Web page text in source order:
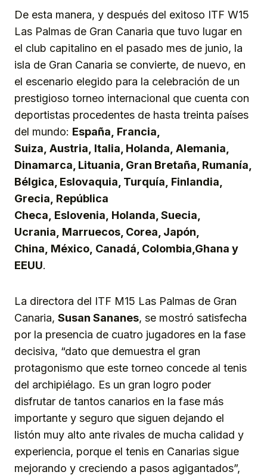
De esta manera, y después del exitoso ITF W15
Las Palmas de Gran Canaria que tuvo lugar en
el club capitalino en el pasado mes de junio, la
isla de Gran Canaria se convierte, de nuevo, en
el escenario elegido para la celebración de un
prestigioso torneo internacional que cuenta con
deportistas procedentes de hasta treinta países
del mundo: España, Francia,
Suiza, Austria, Italia, Holanda, Alemania
Dinamarca, Lituania, Gran Bretaña, Rumanía,
Bélgica, Eslovaquia, Turquía, Finlandia
Grecia, República
Checa Eslovenia, Holanda, Suecia,
Ucrania, Marruecos, Corea, Japón,
China, México, Canadá, Colombia, Ghana y
EEUU.
La directora del ITF M15 Las Palmas de Gran
Canaria, Susan Sananes, se mostró satisfecha
por la presencia de cuatro jugadores en la fase
decisiva, “dato que demuestra el gran
protagonismo que este torneo concede al tenis
del archipiélago. Es un gran logro poder
disfrutar de tantos canarios en la fase más
importante y seguro que siguen dejando el
listón muy alto ante rivales de mucha calidad y
experiencia, porque el tenis en Canarias sigue
mejorando y creciendo a pasos agigantados”,